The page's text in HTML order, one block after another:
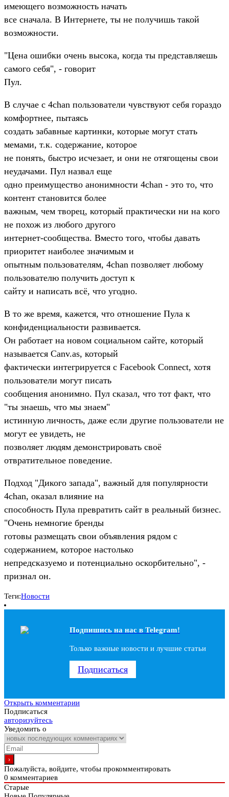
имеющего возможность начать
все сначала. В Интернете, ты не получишь такой
возможности.
"Цена ошибки очень высока, когда ты представляешь
самого себя", - говорит
Пул.
В случае с 4chan пользователи чувствуют себя гораздо
комфортнее, пытаясь
создать забавные картинки, которые могут стать
мемами, т.к. содержание, которое
не понять, быстро исчезает, и они не отягощены свои
неудачами. Пул назвал еще
одно преимущество анонимности 4chan - это то, что
контент становится более
важным, чем творец, который практически ни на кого
не похож из любого другого
интернет-сообщества. Вместо того, чтобы давать
приоритет наиболее значимым и
опытным пользователям, 4chan позволяет любому
пользователю получить доступ к
сайту и написать всё, что угодно.
В то же время, кажется, что отношение Пула к
конфиденциальности развивается.
Он работает на новом социальном сайте, который
называется Canv.as, который
фактически интегрируется с Facebook Connect, хотя
пользователи могут писать
сообщения анонимно. Пул сказал, что тот факт, что
"ты знаешь, что мы знаем"
истинную личность, даже если другие пользователи не
могут ее увидеть, не
позволяет людям демонстрировать своё
отвратительное поведение.
Подход "Дикого запада", важный для популярности
4chan, оказал влияние на
способность Пула превратить сайт в реальный бизнес.
"Очень немногие бренды
готовы размещать свои объявления рядом с
содержанием, которое настолько
непредсказуемо и потенциально оскорбительно", -
признал он.
Теги:Новости
Подпишись на наc в Telegram!
Только важные новости и лучшие статьи
Подписаться
Открыть комментарии
Подписаться
авторизуйтесь
Уведомить о
Пожалуйста, войдите, чтобы прокомментировать
0 комментариев
Старые